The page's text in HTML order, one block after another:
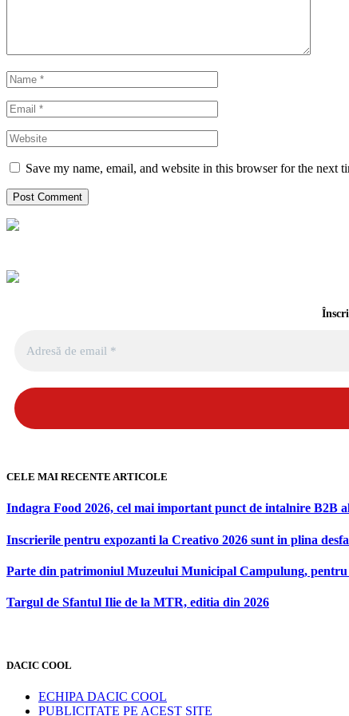
Save my name, email, and website in this browser for the next
CELE MAI RECENTE ARTICOLE
Indagra Food 2026, cel mai important punct de intalnire B2B
Inscrierile pentru expozanti la Creativo 2026 sunt in plina
Parte din patrimoniul Muzeului Municipal Campulung,
Targul de Sfantul Ilie de la MTR, editia din 2026
DACIC COOL
ECHIPA DACIC COOL
PUBLICITATE PE ACEST SITE